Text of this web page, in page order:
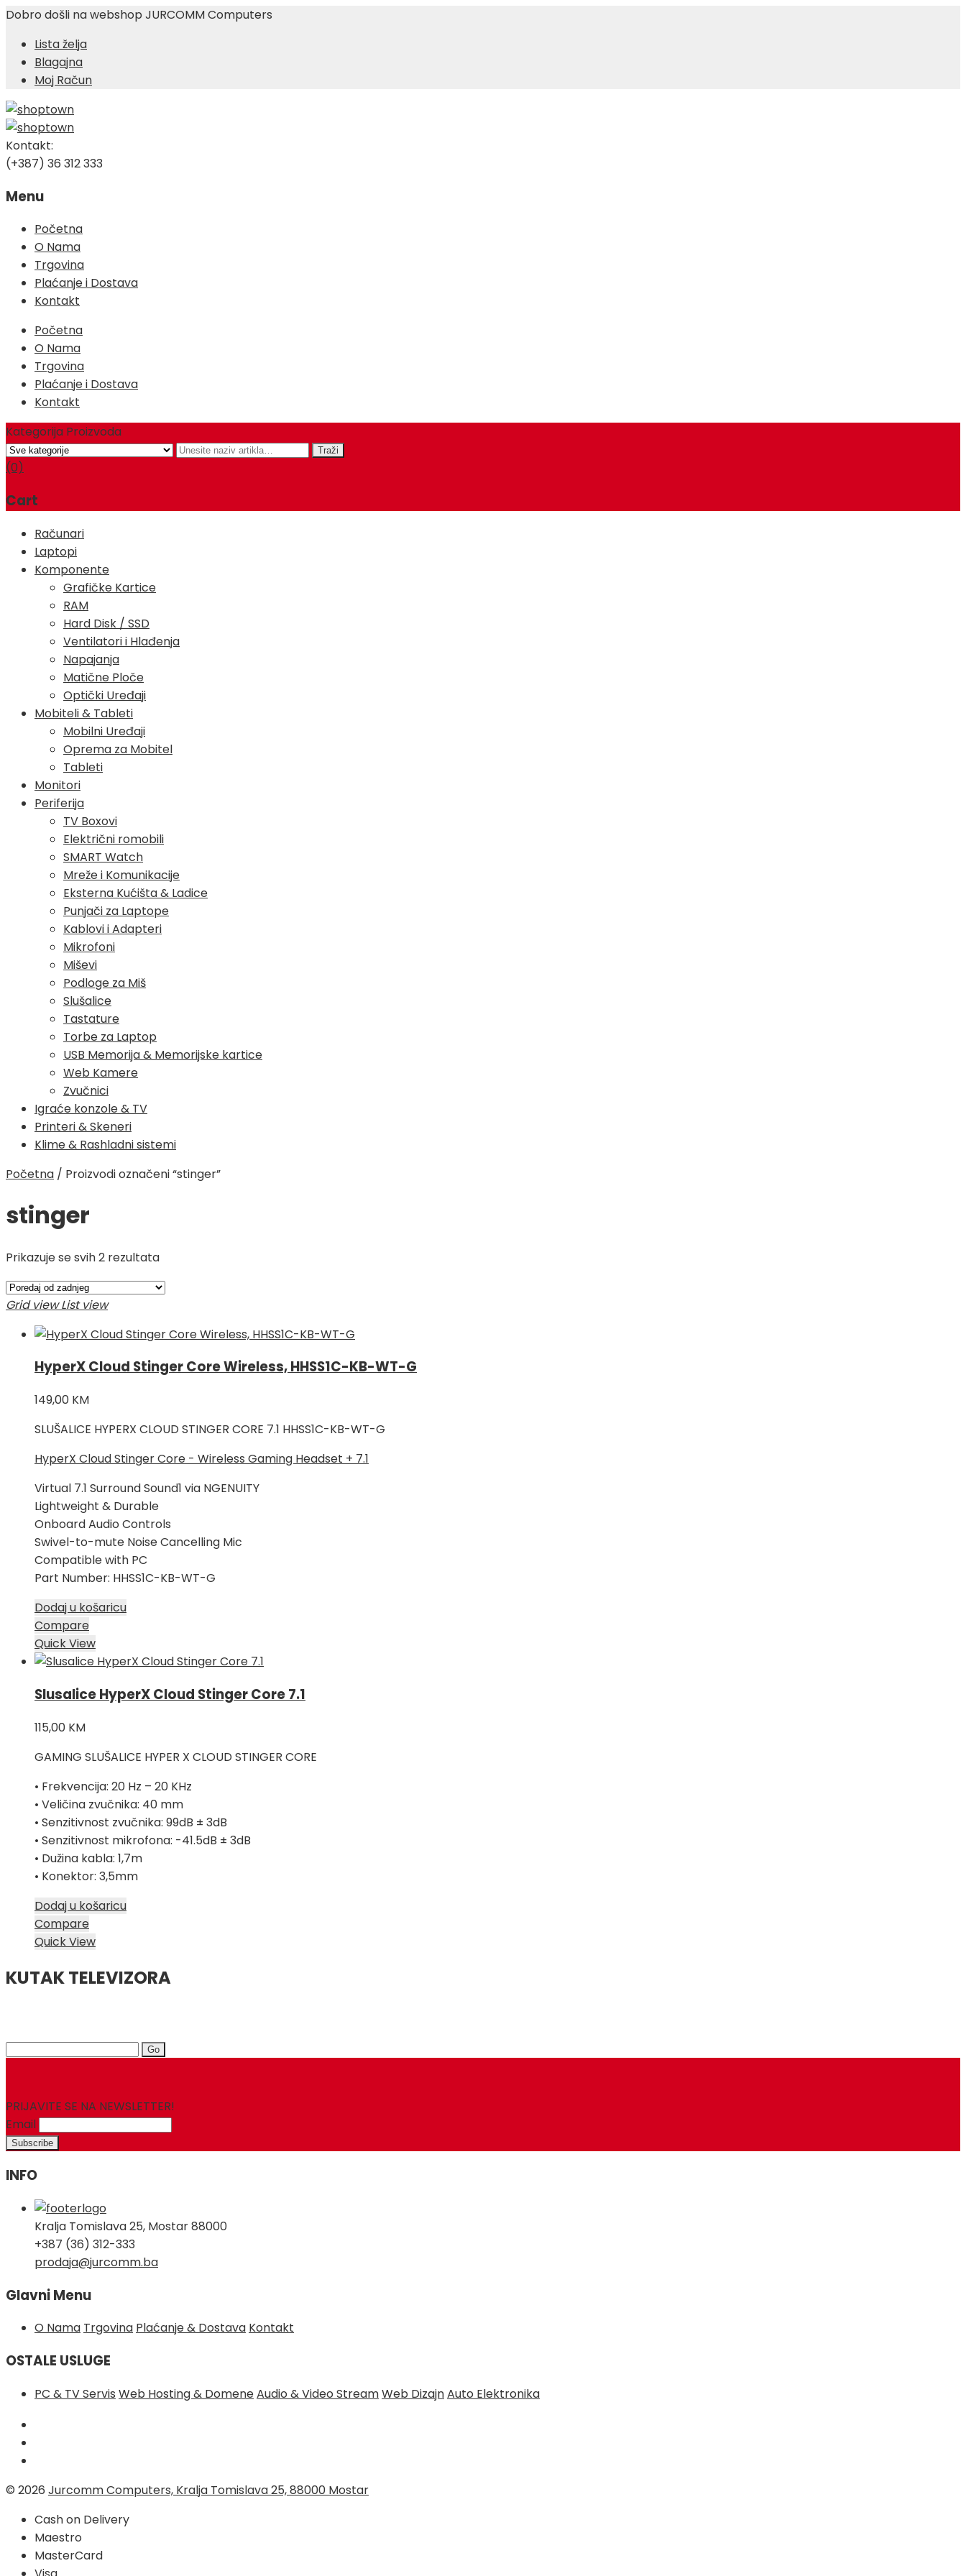
Dobro došli na webshop JURCOMM Computers
Lista želja
Blagajna
Moj Račun
Kontakt:
(+387) 36 312 333
Menu
Skip
content
Početna
O Nama
Trgovina
Plaćanje i Dostava
Kontakt
Početna
O Nama
Trgovina
Plaćanje i Dostava
Kontakt
Kategorija Proizvoda
(0)
Cart
Računari
Laptopi
Komponente
Grafičke Kartice
RAM
Hard Disk / SSD
Ventilatori i Hlađenja
Napajanja
Matične Ploče
Optički Uređaji
Mobiteli & Tableti
Mobilni Uređaji
Oprema za Mobitel
Tableti
Monitori
Periferija
TV Boxovi
Električni romobili
SMART Watch
Mreže i Komunikacije
Eksterna Kućišta & Ladice
Punjači za Laptope
Kablovi i Adapteri
Mikrofoni
Miševi
Podloge za Miš
Slušalice
Tastature
Torbe za Laptop
USB Memorija & Memorijske kartice
Web Kamere
Zvučnici
Igraće konzole & TV
Printeri & Skeneri
Klime & Rashladni sistemi
Početna / Proizvodi označeni “stinger”
stinger
Prikazuje se svih 2 rezultataPoredano
najnovijem
Grid view List view
HyperX Cloud Stinger Core Wireless, HHSS1C-KB-WT-G
149,00 KM
SLUŠALICE HYPERX CLOUD STINGER CORE 7.1 HHSS1C-KB-WT-G
HyperX Cloud Stinger Core - Wireless Gaming Headset + 7.1
Virtual 7.1 Surround Sound1 via NGENUITY
Lightweight & Durable
Onboard Audio Controls
Swivel-to-mute Noise Cancelling Mic
Compatible with PC
Part Number: HHSS1C-KB-WT-G
Dodaj u košaricu
Compare
Quick View
Slusalice HyperX Cloud Stinger Core 7.1
115,00 KM
GAMING SLUŠALICE HYPER X CLOUD STINGER CORE
• Frekvencija: 20 Hz – 20 KHz
• Veličina zvučnika: 40 mm
• Senzitivnost zvučnika: 99dB ± 3dB
• Senzitivnost mikrofona: -41.5dB ± 3dB
• Dužina kabla: 1,7m
• Konektor: 3,5mm
Dodaj u košaricu
Compare
Quick View
KUTAK TELEVIZORA
Search
PRIJAVITE SE NA NEWSLETTER!
Email
INFO
Kralja Tomislava 25, Mostar 88000
+387 (36) 312-333
prodaja@jurcomm.ba
Glavni Menu
O Nama Trgovina Plaćanje & Dostava Kontakt
OSTALE USLUGE
PC & TV Servis Web Hosting & DomeneAudio & Video StreamWeb DizajnAuto Elektronika
© 2026 Jurcomm Computers, Kralja Tomislava 25, 88000 Mostar
Cash on Delivery
Maestro
MasterCard